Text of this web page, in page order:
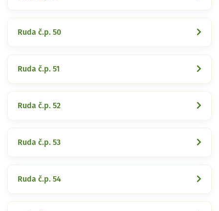
Ruda č.p. 50
Ruda č.p. 51
Ruda č.p. 52
Ruda č.p. 53
Ruda č.p. 54